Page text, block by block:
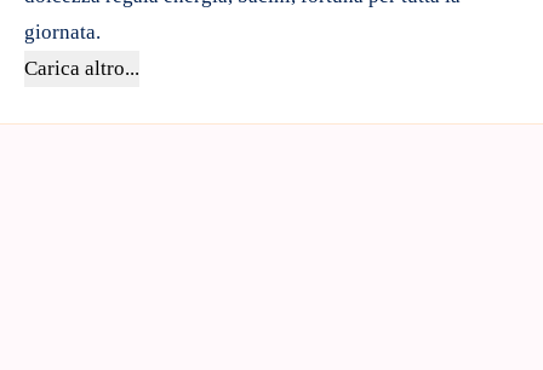
giornata.
Carica altro...